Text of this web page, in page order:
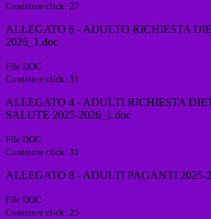
Contatore click: 27
ALLEGATO 6 - ADULTO RICHIESTA
2026_1.doc
File DOC
Contatore click: 31
ALLEGATO 4 - ADULTI RICHIESTA
SALUTE 2025-2026_1.doc
File DOC
Contatore click: 31
ALLEGATO 8 - ADULTI PAGANTI 2025-
File DOC
Contatore click: 25